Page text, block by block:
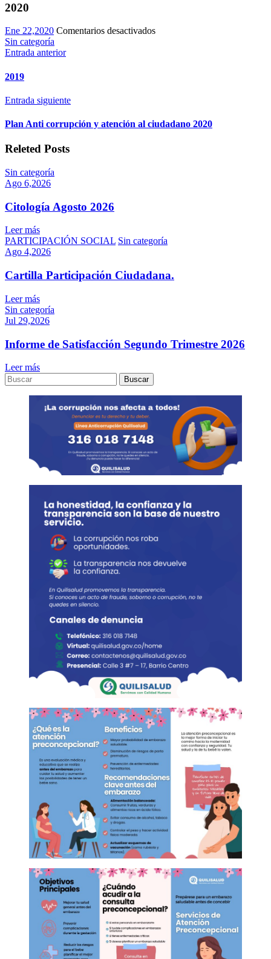
2020
Ene 22,2020 Comentarios desactivadosen
Sin categoría
Entrada anterior
2019
Entrada siguiente
Plan Anti corrupción y atención al ciudadano 2020
Releted Posts
Sin categoría
Ago 6,2026
Citología Agosto 2026
Leer más
PARTICIPACIÓN SOCIAL Sin categoría
Ago 4,2026
Cartilla Participación Ciudadana.
Leer más
Sin categoría
Jul 29,2026
Informe de Satisfacción Segundo Trimestre 2026
Leer más